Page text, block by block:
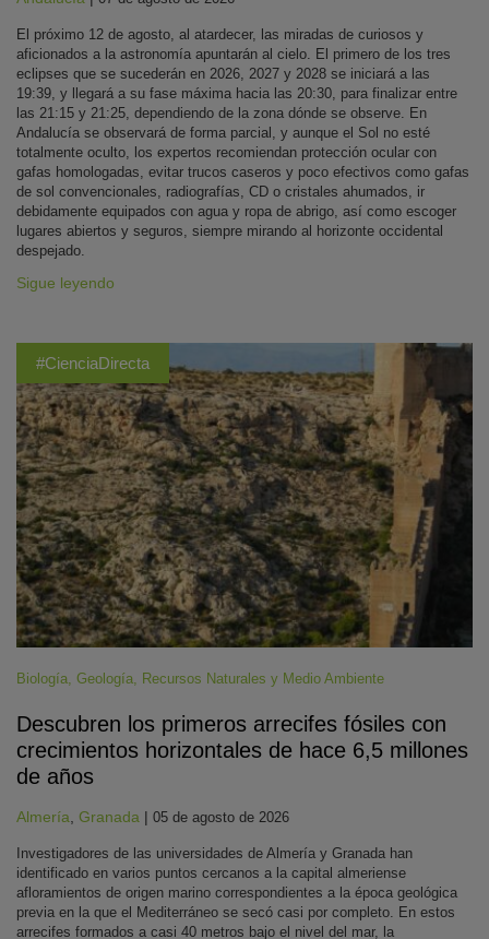
El próximo 12 de agosto, al atardecer, las miradas de curiosos y
aficionados a la astronomía apuntarán al cielo. El primero de los tres
eclipses que se sucederán en 2026, 2027 y 2028 se iniciará a las
19:39, y llegará a su fase máxima hacia las 20:30, para finalizar entre
las 21:15 y 21:25, dependiendo de la zona dónde se observe. En
Andalucía se observará de forma parcial, y aunque el Sol no esté
totalmente oculto, los expertos recomiendan protección ocular con
gafas homologadas, evitar trucos caseros y poco efectivos como gafas
de sol convencionales, radiografías, CD o cristales ahumados, ir
debidamente equipados con agua y ropa de abrigo, así como escoger
lugares abiertos y seguros, siempre mirando al horizonte occidental
despejado.
Sigue leyendo
#CienciaDirecta
Biología Geología Recursos Naturales y Medio Ambiente
Descubren los primeros arrecifes fósiles con
crecimientos horizontales de hace 6,5 millones
de años
Almería Granada | 05 de agosto de 2026
Investigadores de las universidades de Almería y Granada han
identificado en varios puntos cercanos a la capital almeriense
afloramientos de origen marino correspondientes a la época geológica
previa en la que el Mediterráneo se secó casi por completo. En estos
arrecifes formados a casi 40 metros bajo el nivel del mar, la